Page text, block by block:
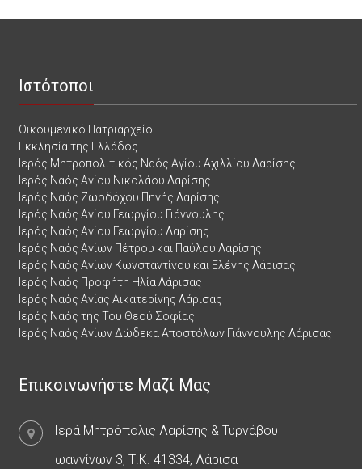
Ιστότοποι
Οικουμενικό Πατριαρχείο
Εκκλησία της Ελλάδος
Ιερός Μητροπολιτικός Ναός Αγίου Αχιλλίου Λαρίσης
Ιερός Ναός Αγίου Νικολάου Λαρίσης
Ιερός Ναός Ζωοδόχου Πηγής Λαρίσης
Ιερός Ναός Αγίου Γεωργίου Γιάννουλης
Ιερός Ναός Αγίου Γεωργίου Λαρίσης
Ιερός Ναός Αγίων Πέτρου και Παύλου Λαρίσης
Ιερός Ναός Αγίων Κωνσταντίνου και Ελένης Λάρισας
Ιερός Ναός Προφήτη Ηλία Λάρισας
Ιερός Ναός Αγίας Αικατερίνης Λάρισας
Ιερός Ναός της Του Θεού Σοφίας
Ιερός Ναός Αγίων Δώδεκα Αποστόλων Γιάννουλης Λάρισας
Επικοινωνήστε Μαζί Μας
Ιερά Μητρόπολις Λαρίσης & Τυρνάβου
Ιωαννίνων 3, Τ.Κ. 41334, Λάρισα